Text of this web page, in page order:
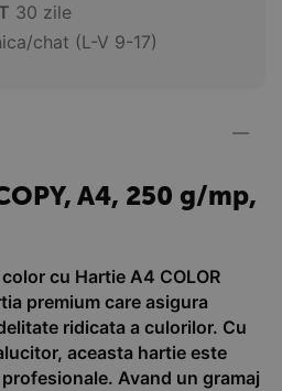
30 zile
chat (L-V 9-17)
A4, 250 g/mp,
cu Hartie A4 COLOR
premium care asigura
ridicata a culorilor. Cu
aceasta hartie este
Avand un gramaj